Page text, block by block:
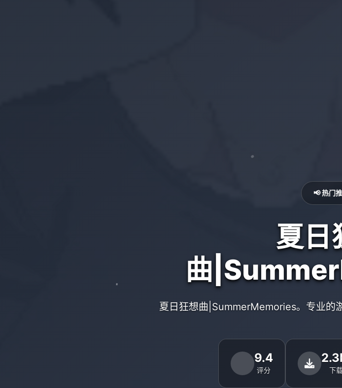
📢 热门
夏日
曲
夏日狂想曲|SummerMemories。专业的
9.4
评分 下